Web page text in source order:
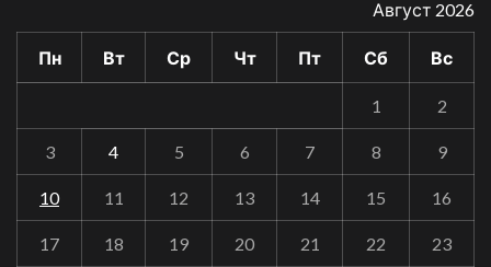
Август 2026
Пн Вт Ср Чт Пт Сб Вс
1 2
3 4 5 6 7 8 9
10 11 12 13 14 15 16
17 18 19 20 21 22 23